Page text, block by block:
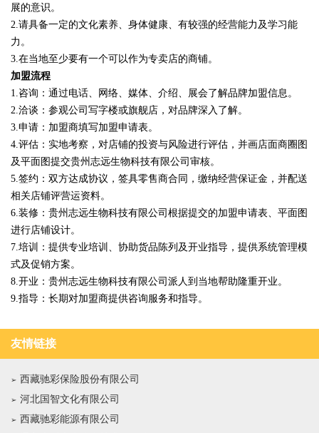
展的意识。
2.请具备一定的文化素养、身体健康、有较强的经营能力及学习能
力。
3.在当地至少要有一个可以作为专卖店的商铺。
加盟流程
1.咨询：通过电话、网络、媒体、介绍、展会了解品牌加盟信息。
2.洽谈：参观公司写字楼或旗舰店，对品牌深入了解。
3.申请：加盟商填写加盟申请表。
4.评估：实地考察，对店铺的投资与风险进行评估，并画店面商圈图
及平面图提交贵州志远生物科技有限公司审核。
5.签约：双方达成协议，签具零售商合同，缴纳经营保证金，并配送
相关店铺评营运资料。
6.装修：贵州志远生物科技有限公司根据提交的加盟申请表、平面图
进行店铺设计。
7.培训：提供专业培训、协助货品陈列及开业指导，提供系统管理模
式及促销方案。
8.开业：贵州志远生物科技有限公司派人到当地帮助隆重开业。
9.指导：长期对加盟商提供咨询服务和指导。
友情链接
西藏驰彩保险股份有限公司
河北国智文化有限公司
西藏驰彩能源有限公司